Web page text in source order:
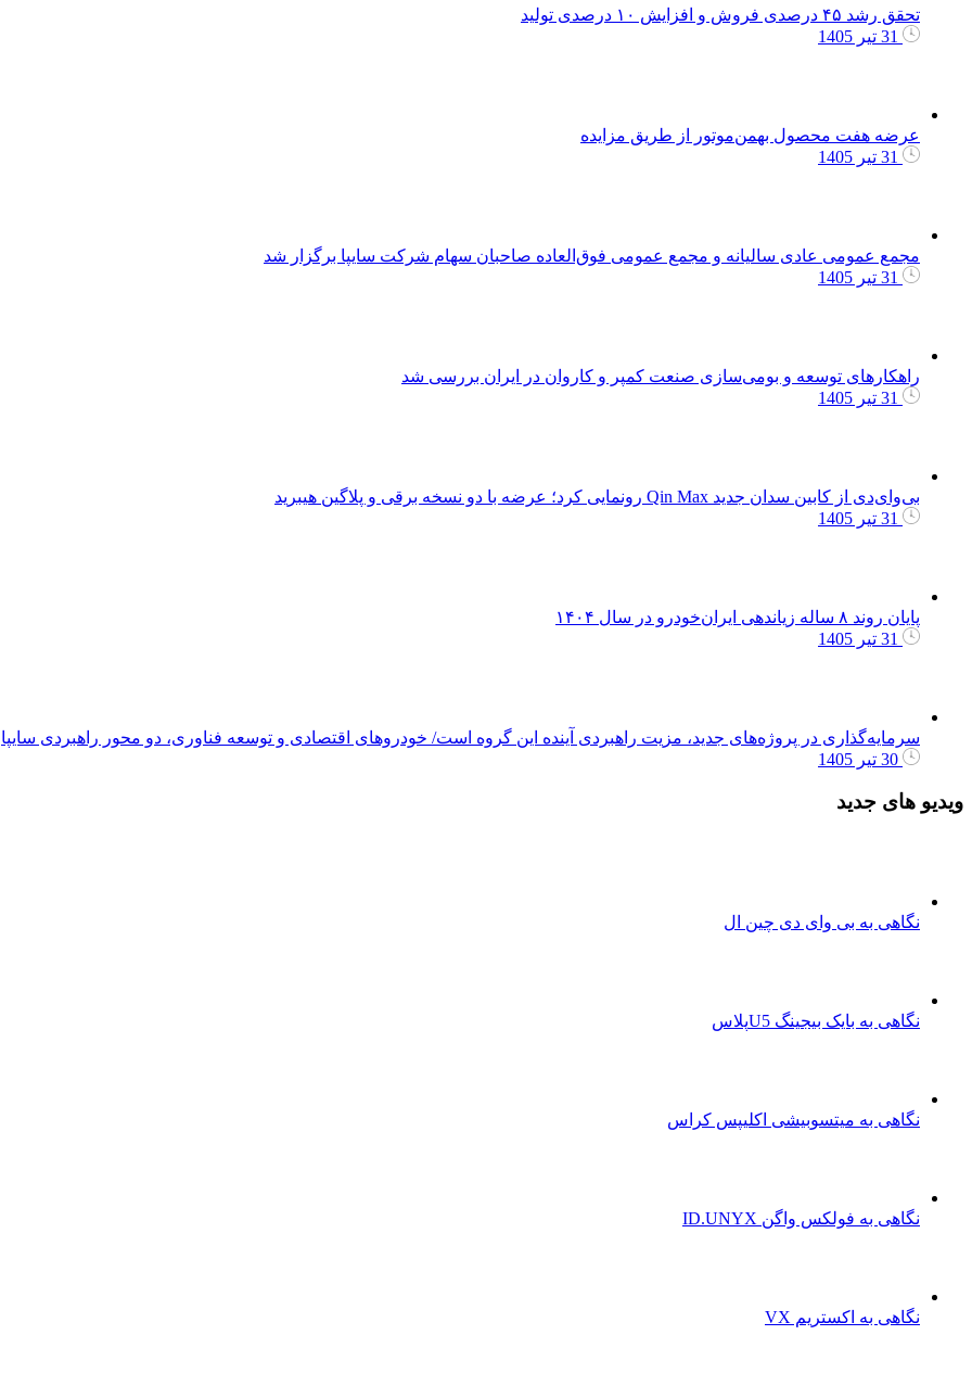
تحقق رشد ۴۵ درصدی فروش و افزایش ۱۰ درصدی تولید
عرضه هفت محصول بهمن‌موتور از طریق مزایده
مجمع عمومی عادی سالیانه و مجمع عمومی فوق‌العاده صاحبان سهام شرکت سایپا برگزار شد
راهکارهای توسعه و بومی‌سازی صنعت کمپر و کاروان در ایران بررسی شد
بی‌وای‌دی از کابین سدان جدید Qin Max رونمایی کرد؛ عرضه با دو نسخه برقی و پلاگین هیبرید
پایان روند ۸ ساله زیاندهی ایران‌خودرو در سال ۱۴۰۴
سرمایه‌گذاری در پروژه‌های جدید، مزیت راهبردی آینده این گروه است/ خودروهای اقتصادی و توسعه فناوری، دو محور راهبردی سایپا
ویدیو های جدید
نگاهی به بی وای دی چین ال
نگاهی به بایک بیجینگ U5پلاس
نگاهی به میتسوبیشی اکلیپس کراس
نگاهی به فولکس واگن ID.UNYX
نگاهی به اکستریم VX